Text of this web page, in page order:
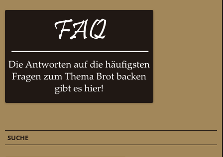
SUCHE